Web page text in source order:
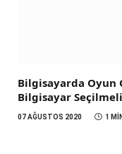
Bilgisayarda Oyun
Bilgisayar Seçilmeli
07 AĞUSTOS 2020 1